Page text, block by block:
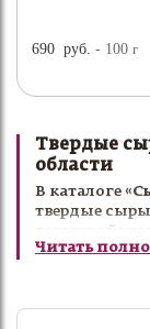
690 руб. - 100г
Твердые
области
В каталоге
твердые
выдержанные
Читать